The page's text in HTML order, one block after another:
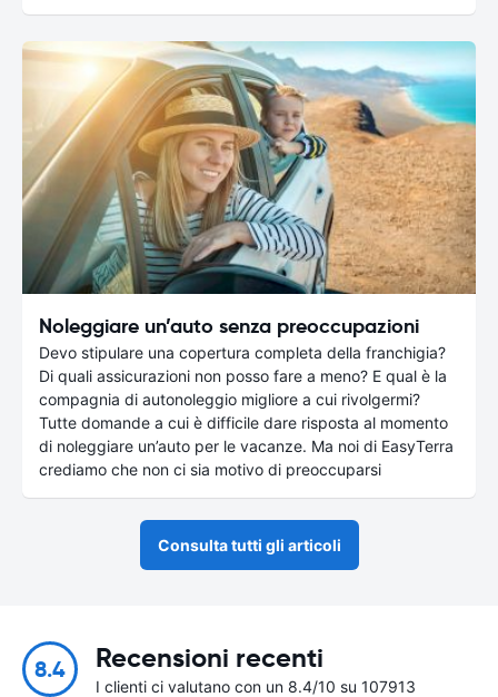
Noleggiare un’auto senza preoccupazioni
Devo stipulare una copertura completa della franchigia?
Di quali assicurazioni non posso fare a meno? E qual è la
compagnia di autonoleggio migliore a cui rivolgermi?
Tutte domande a cui è difficile dare risposta al momento
di noleggiare un’auto per le vacanze. Ma noi di EasyTerra
crediamo che non ci sia motivo di preoccuparsi
Consulta tutti gli articoli
8.4 Recensioni recenti
I clienti ci valutano con un 8.4/10 su 107913